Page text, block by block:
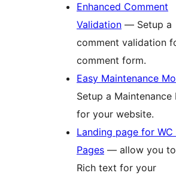
Enhanced Comment
Validation — Setup a
comment validation
comment form.
Easy Maintenance
Setup a Maintenance
for your website.
Landing page for
Pages — allow you
Rich text for your